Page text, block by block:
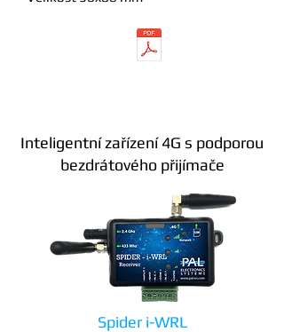
Inteligentní zařízení 4G s podporou
bezdrátového přijímače
Spider i-WRL